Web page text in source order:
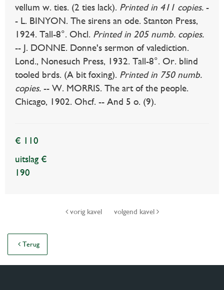
vellum w. ties. (2 ties lack). Printed in 411 copies. -
- L. BINYON. The sirens an ode. Stanton Press,
1924. Tall-8°. Ohcl. Printed in 205 numb. copies.
-- J. DONNE. Donne's sermon of valediction.
Lond., Nonesuch Press, 1932. Tall-8°. Or. blind
tooled brds. (A bit foxing). Printed in 750 numb.
copies. -- W. MORRIS. The art of the people.
Chicago, 1902. Ohcf. -- And 5 o. (9).
€ 110
uitslag €
190
vorig kavel volgend kavel
Terug